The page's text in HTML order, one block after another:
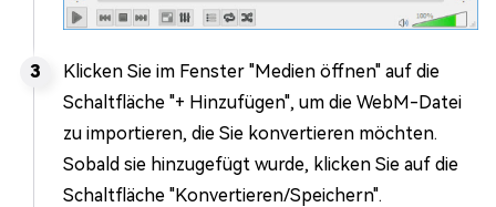
Klicken Sie im Fenster "Medien öffnen" auf die
Schaltfläche "+ Hinzufügen", um die WebM-Datei
zu importieren, die Sie konvertieren möchten.
Sobald sie hinzugefügt wurde, klicken Sie auf die
Schaltfläche "Konvertieren/Speichern".